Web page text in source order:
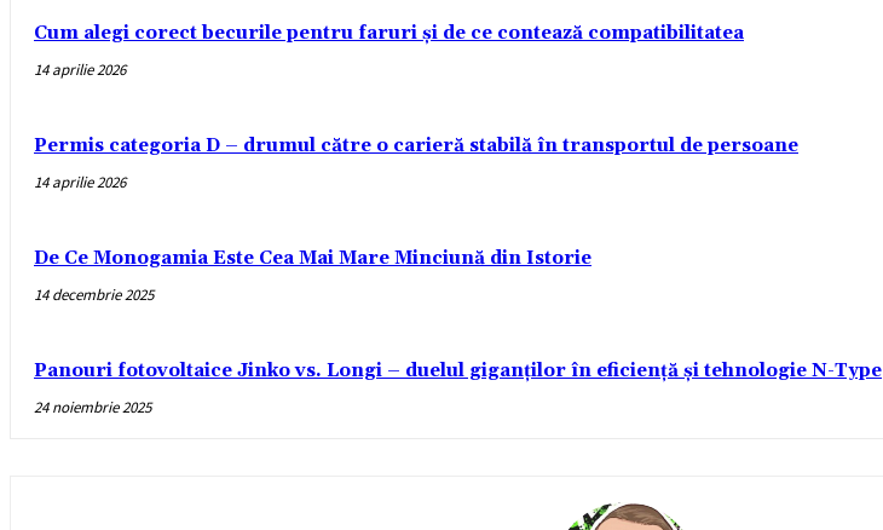
Cum alegi corect becurile pentru faruri și de ce contează compatibilitatea
14 aprilie 2026
Permis categoria D – drumul către o carieră stabilă în transportul de persoane
14 aprilie 2026
De Ce Monogamia Este Cea Mai Mare Minciună din Istorie
14 decembrie 2025
Panouri fotovoltaice Jinko vs. Longi – duelul giganților în eficiență și tehnologie N-Type
24 noiembrie 2025